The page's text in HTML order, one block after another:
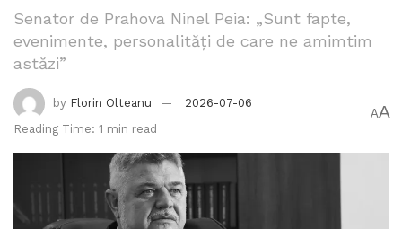
Senator de Prahova Ninel Peia: „Sunt fapte,
evenimente, personalități de care ne amimtim
astăzi”
by Florin Olteanu
2026-07-06
Reading Time: 1 min read
AA